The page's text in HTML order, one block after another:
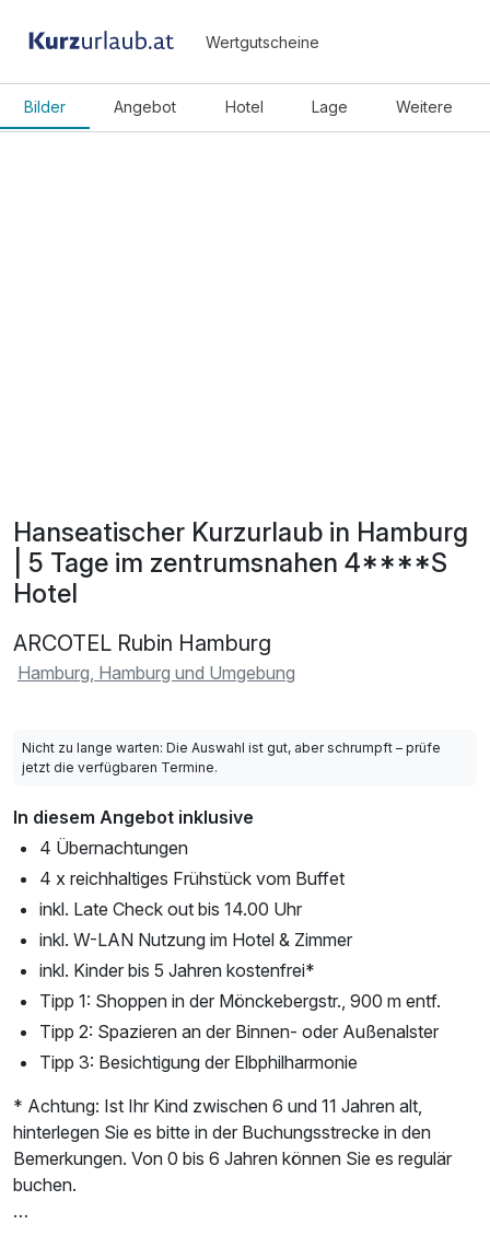
Wertgutscheine
Bilder Angebot Hotel Lage Weitere
Hanseatischer Kurzurlaub in Hamburg
| 5 Tage im zentrumsnahen 4****S
Hotel
ARCOTEL Rubin Hamburg
Hamburg, Hamburg und Umgebung
Nicht zu lange warten: Die Auswahl ist gut, aber schrumpft – prüfe
jetzt die verfügbaren Termine.
In diesem Angebot inklusive
4 Übernachtungen
4 x reichhaltiges Frühstück vom Buffet
inkl. Late Check out bis 14.00 Uhr
inkl. W-LAN Nutzung im Hotel & Zimmer
inkl. Kinder bis 5 Jahren kostenfrei*
Tipp 1: Shoppen in der Mönckebergstr., 900 m entf.
Tipp 2: Spazieren an der Binnen- oder Außenalster
Tipp 3: Besichtigung der Elbphilharmonie
* Achtung: Ist Ihr Kind zwischen 6 und 11 Jahren alt,
hinterlegen Sie es bitte in der Buchungsstrecke in den
Bemerkungen. Von 0 bis 6 Jahren können Sie es regulär
buchen.